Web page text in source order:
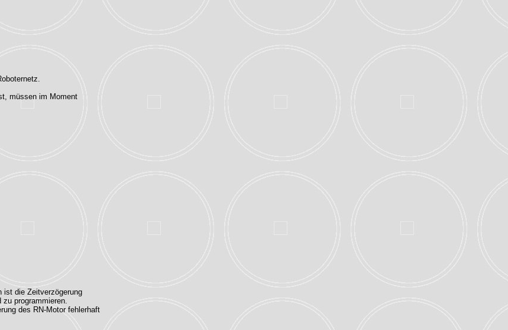
müssen im Moment
ist die Zeitverzögerung
programmieren.
des RN-Motor fehlerhaft